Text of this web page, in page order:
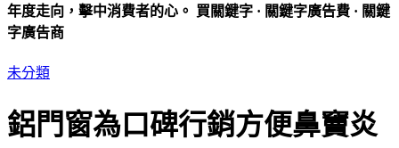
年度走向，擊中消費者的心。 買關鍵字 · 關鍵字廣告費 · 關鍵
字廣告商
未分類
鋁門窗為口碑行銷方便鼻竇炎